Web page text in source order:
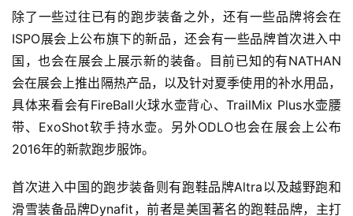
除了一些过往已有的跑步装备之外，还有一些品牌将会在
ISPO展会上公布旗下的新品，还会有一些品牌首次进入中
国，也会在展会上展示新的装备。目前已知的有NATHAN
会在展会上推出隔热产品，以及针对夏季使用的补水用品，
具体来看会有FireBall火球水壶背心、TrailMix Plus水壶腰
带、ExoShot软手持水壶。另外ODLO也会在展会上公布
2016年的新款跑步服饰。
首次进入中国的跑步装备则有跑鞋品牌Altra以及越野跑和
滑雪装备品牌Dynafit，前者是美国著名的跑鞋品牌，主打